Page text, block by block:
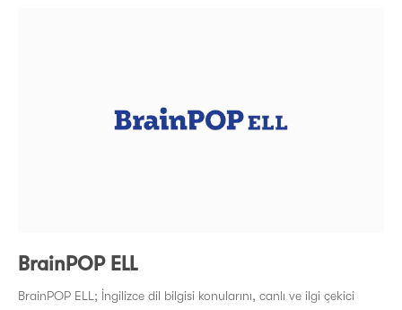
BrainPOP ELL
BrainPOP ELL; İngilizce dil bilgisi konularını, canlı ve ilgi çekici